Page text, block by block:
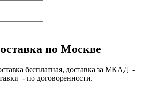
по Москве
бесплатная, доставка за МКАД -
- по договоренности.